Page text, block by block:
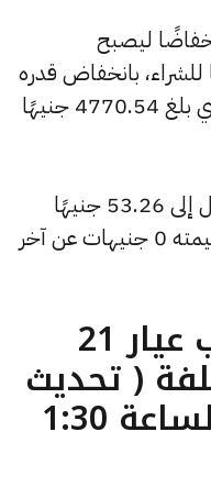
ليصبح
للبيع و0 جنيهًا للشراء، بانخفاض قدره
0 جنيهات عن السعر السابق الذي بلغ 4770.54 جنيهًا
وانخفض سعر دولار الصاغة ليصل إلى 53.26 جنيهًا
للبيع و0 جنيهًا للشراء، بتراجعًا قيمته 0 جنيهات عن آخر
ما هو سعر الذهب عيار 21
( تحديث
الثلاثاء 14 أبريل الساعة 1:30